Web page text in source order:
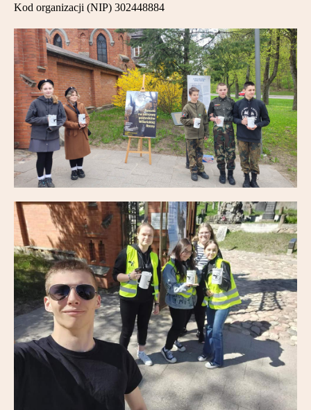
Kod organizacji (NIP) 302448884